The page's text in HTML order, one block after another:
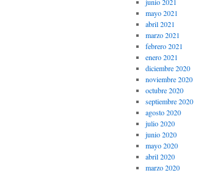
mayo 2021
abril 2021
marzo 2021
febrero 2021
enero 2021
diciembre 2020
noviembre 2020
octubre 2020
septiembre 2020
agosto 2020
julio 2020
junio 2020
mayo 2020
abril 2020
marzo 2020